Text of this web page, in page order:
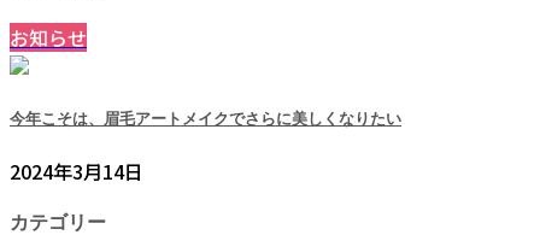
お知らせ
今年こそは、眉毛アートメイクでさらに美しくなりたい
2024年3月14日
カテゴリー